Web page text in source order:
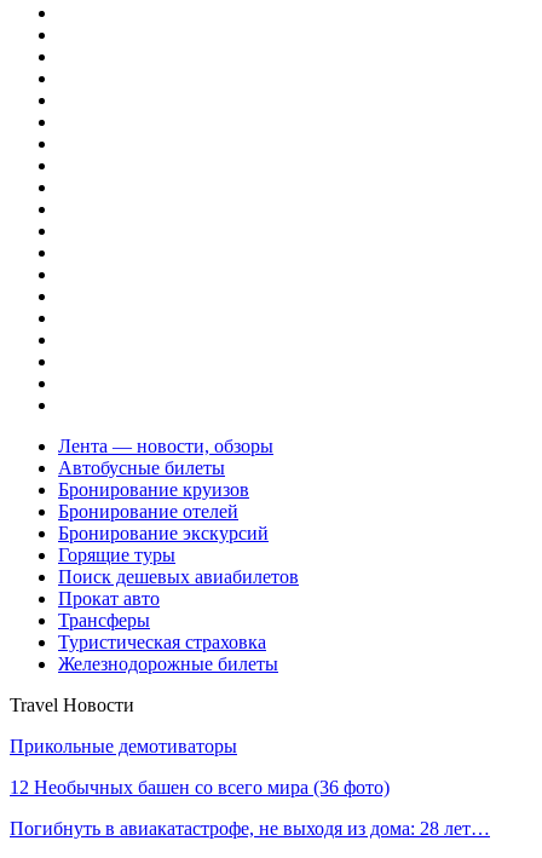
Лента — новости, обзоры
Автобусные билеты
Бронирование круизов
Бронирование отелей
Бронирование экскурсий
Горящие туры
Поиск дешевых авиабилетов
Прокат авто
Трансферы
Туристическая страховка
Железнодорожные билеты
Travel Новости
Прикольные демотиваторы
12 Необычных башен со всего мира (36 фото)
Погибнуть в авиакатастрофе, не выходя из дома: 28 лет…